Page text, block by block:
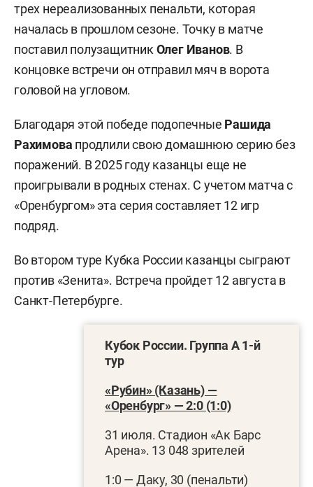
трех нереализованных пенальти, которая
началась в прошлом сезоне. Точку в матче
поставил полузащитник Олег Иванов. В
концовке встречи он отправил мяч в ворота
головой на угловом.
Благодаря этой победе подопечные Рашида
Рахимова продлили свою домашнюю серию без
поражений. В 2025 году казанцы еще не
проигрывали в родных стенах. С учетом матча с
«Оренбургом» эта серия составляет 12 игр
подряд.
Во втором туре Кубка России казанцы сыграют
против «Зенита». Встреча пройдет 12 августа в
Санкт-Петербурге.
Кубок России. Группа А 1-й
тур
«Рубин» (Казань) —
«Оренбург» — 2:0 (1:0)
31 июля. Стадион «Ак Барс
Арена». 13 048 зрителей
1:0 — Даку, 30 (пенальти)